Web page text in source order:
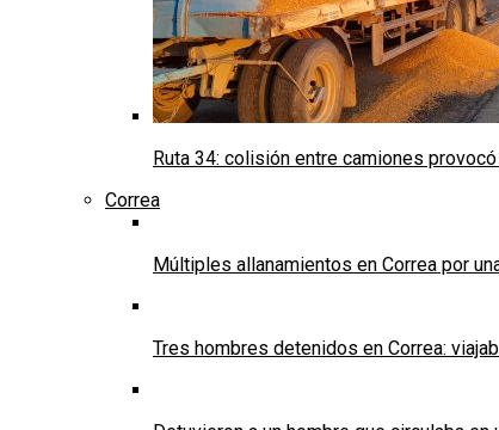
Ruta 34: colisión entre camiones
Correa
Múltiples allanamientos en Correa por
Tres hombres detenidos en Correa: